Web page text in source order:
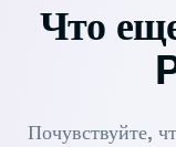
Что
Почувствуйте,